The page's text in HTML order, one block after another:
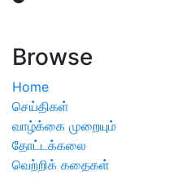
Browse
Home
செய்திகள்
வாழ்க்கை முறையும்
தோட்டக்கலை
வெற்றிக் கதைகள்